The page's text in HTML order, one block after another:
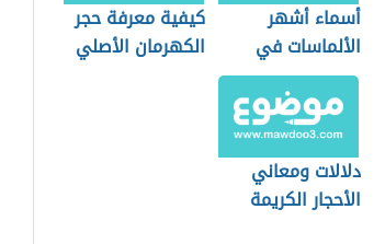
أسماء أشهر
الألماسات في
العالم
كيفية معرفة حجر
الكهرمان الأصلي
دلالات ومعاني
الأحجار الكريمة